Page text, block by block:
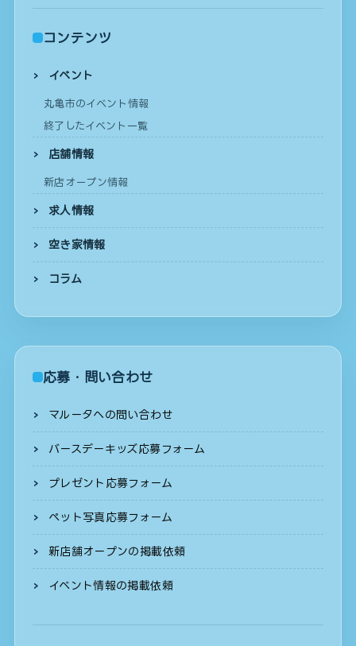
コンテンツ
イベント
丸亀市のイベント情報
終了したイベント一覧
店舗情報
新店オープン情報
求人情報
空き家情報
コラム
応募・問い合わせ
マルータへの問い合わせ
バースデーキッズ応募フォーム
プレゼント応募フォーム
ペット写真応募フォーム
新店舗オープンの掲載依頼
イベント情報の掲載依頼